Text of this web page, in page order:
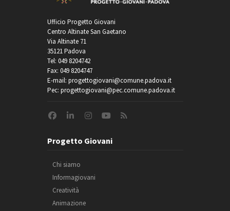
Ufficio Progetto Giovani
Centro Altinate San Gaetano
Via Altinate 71
35121 Padova
Tel: 049 8204742
Fax: 049 8204747
E-mail: progettogiovani@comune.padova.it
Pec: progettogiovani@pec.comune.padova.it
Progetto Giovani
Chi siamo
Informagiovani
Creatività
Animazione